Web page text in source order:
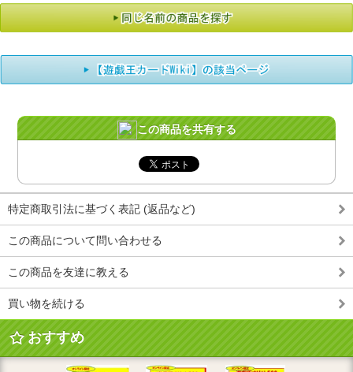
この商品を共有する
特定商取引法に基づく表記 (返品など)
この商品について問い合わせる
この商品を友達に教える
買い物を続ける
おすすめ